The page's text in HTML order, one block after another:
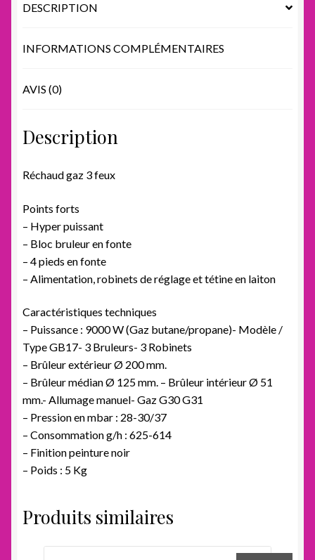
DESCRIPTION
INFORMATIONS COMPLÉMENTAIRES
AVIS (0)
Description
Réchaud gaz 3 feux
Points forts
– Hyper puissant
– Bloc bruleur en fonte
– 4 pieds en fonte
– Alimentation, robinets de réglage et tétine en laiton
Caractéristiques techniques
– Puissance : 9000 W (Gaz butane/propane)- Modèle /
Type GB17- 3 Bruleurs- 3 Robinets
– Brûleur extérieur Ø 200 mm.
– Brûleur médian Ø 125 mm. – Brûleur intérieur Ø 51
mm.- Allumage manuel- Gaz G30 G31
– Pression en mbar : 28-30/37
– Consommation g/h : 625-614
– Finition peinture noir
– Poids : 5 Kg
Produits similaires